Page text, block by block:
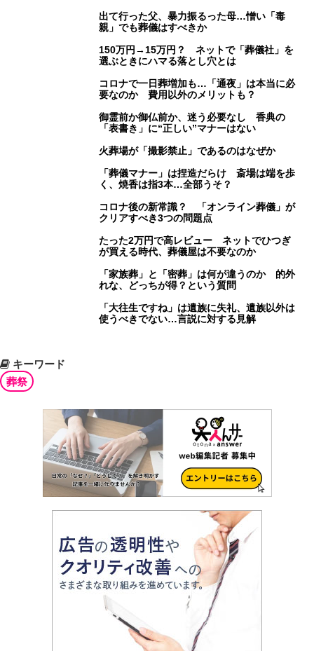
出て行った父、暴力振るった母…憎い「毒
親」でも葬儀はすべきか
150万円→15万円？ ネットで「葬儀社」を
選ぶときにハマる落とし穴とは
コロナで一日葬増加も…「通夜」は本当に必
要なのか 費用以外のメリットも？
御霊前か御仏前か、迷う必要なし 香典の
「表書き」に“正しい”マナーはない
火葬場が「撮影禁止」であるのはなぜか
「葬儀マナー」は捏造だらけ 斎場は端を歩
く、焼香は指3本…全部うそ？
コロナ後の新常識？ 「オンライン葬儀」が
クリアすべき3つの問題点
たった2万円で高レビュー ネットでひつぎ
が買える時代、葬儀屋は不要なのか
「家族葬」と「密葬」は何が違うのか 的外
れな、どっちが得？という質問
「大往生ですね」は遺族に失礼、遺族以外は
使うべきでない…言説に対する見解
キーワード
葬祭